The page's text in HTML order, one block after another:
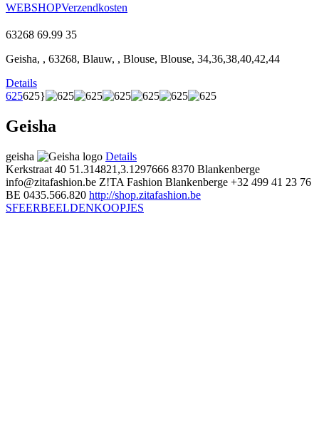
WEBSHOPVerzendkosten
63268 69.99 35
Geisha, , 63268, Blauw, , Blouse, Blouse, 34,36,38,40,42,44
Details
625625}
Geisha
geisha
Details
Kerkstraat 40 51.314821,3.1297666 8370 Blankenberge
info@zitafashion.be Z!TA Fashion Blankenberge +32 499 41 23 76
BE 0435.566.820 http://shop.zitafashion.be
SFEERBEELDENKOOPJES